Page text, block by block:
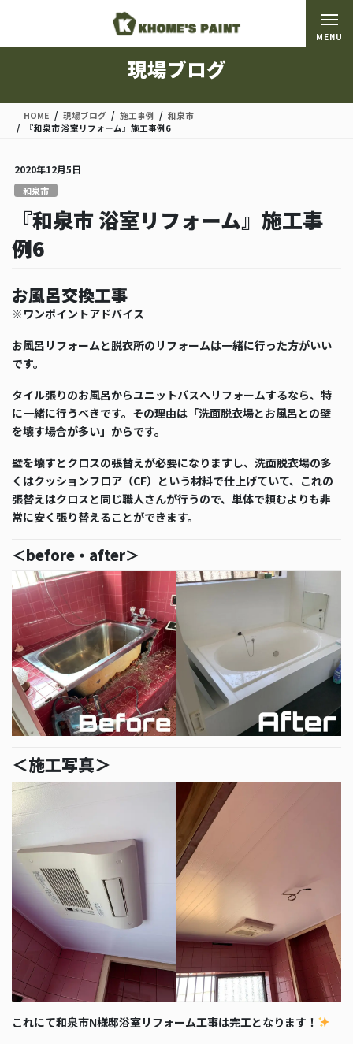
移
ン
現場ブログ
HOME 現場ブログ 施工事例
和泉市
『和泉市 浴室リフォーム』施工事例6
2020年12月5日
和泉市
『和泉市 浴室リフォーム』施工事
例6
お風呂交換工事
※ワンポイントアドバイス
お風呂リフォームと脱衣所のリフォームは一緒に行った方がいい
です。
タイル張りのお風呂からユニットバスへリフォームするなら、特
に一緒に行うべきです。その理由は「洗面脱衣場とお風呂との壁
を壊す場合が多い」からです。
壁を壊すとクロスの張替えが必要になりますし、洗面脱衣場の多
くはクッションフロア（CF）という材料で仕上げていて、これの
張替えはクロスと同じ職人さんが行うので、単体で頼むよりも非
常に安く張り替えることができます。
＜before・after＞
＜施工写真＞
これにて和泉市N様邸浴室リフォーム工事は完工となります！
MENU